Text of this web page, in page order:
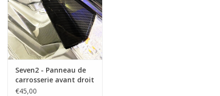
Seven2 - Panneau de
carrosserie avant droit
carbone (côté)
€45,00